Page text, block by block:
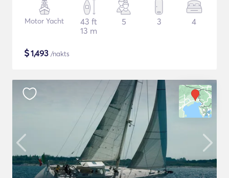
Motor Yacht
43 ft
13 m
5 3 4
$1,493 /nakts